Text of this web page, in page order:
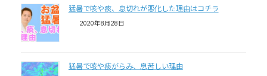
猛暑で咳や痰、息切れが悪化した理由はコチラ
2020年8月28日
猛暑で咳や痰がらみ、息苦しい理由